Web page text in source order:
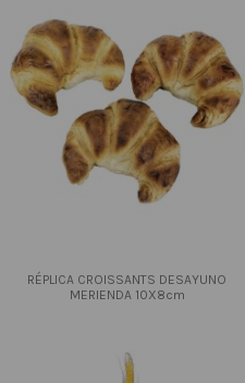
RÉPLICA CROISSANTS DESAYUNO
MERIENDA 10X8cm